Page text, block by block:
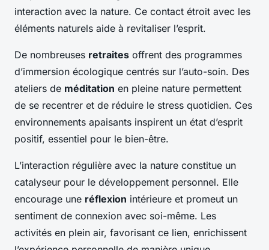
interaction avec la nature. Ce contact étroit avec les
éléments naturels aide à revitaliser l’esprit.
De nombreuses retraites offrent des programmes
d’immersion écologique centrés sur l’auto-soin. Des
ateliers de méditation en pleine nature permettent
de se recentrer et de réduire le stress quotidien. Ces
environnements apaisants inspirent un état d’esprit
positif, essentiel pour le bien-être.
L’interaction régulière avec la nature constitue un
catalyseur pour le développement personnel. Elle
encourage une réflexion intérieure et promeut un
sentiment de connexion avec soi-même. Les
activités en plein air, favorisant ce lien, enrichissent